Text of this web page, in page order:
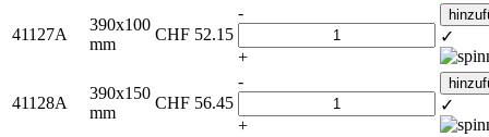
41127A
390x100
mm
CHF 52.15
-
+
✓
41128A
390x150
mm
CHF 56.45
-
+
✓